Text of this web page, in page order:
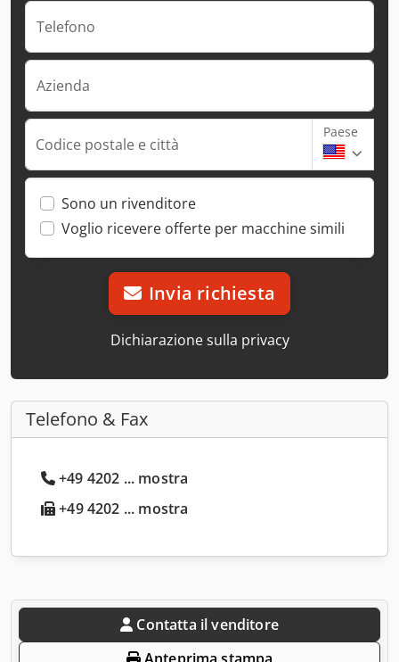
Telefono
Azienda
Codice postale e città
Paese
Sono un rivenditore
Voglio ricevere offerte per macchine simili
Invia richiesta
Dichiarazione sulla privacy
Telefono & Fax
+49 4202 ... mostra
+49 4202 ... mostra
Contatta il venditore